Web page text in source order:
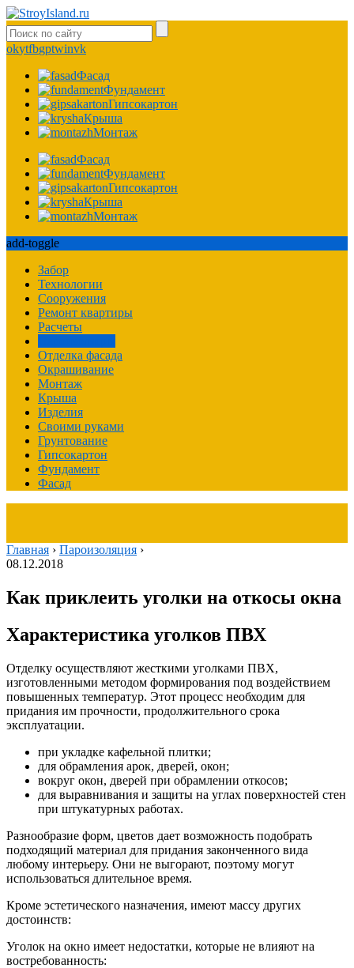
okytfbgptwinvk
Фасад
Фундамент
Гипсокартон
Крыша
Монтаж
Фасад
Фундамент
Гипсокартон
Крыша
Монтаж
add-toggle
Забор
Технологии
Сооружения
Ремонт квартиры
Расчеты
Отделка фасада
Окрашивание
Монтаж
Крыша
Изделия
Своими руками
Грунтование
Гипсокартон
Фундамент
Фасад
Главная › Пароизоляция ›
08.12.2018
Как приклеить уголки на откосы окна
Характеристика уголков ПВХ
Отделку осуществляют жесткими уголками ПВХ,
изготовленными методом формирования под воздействием
повышенных температур. Этот процесс необходим для
придания им прочности, продолжительного срока
эксплуатации.
при укладке кафельной плитки;
для обрамления арок, дверей, окон;
вокруг окон, дверей при обрамлении откосов;
для выравнивания и защиты на углах поверхностей стен
при штукатурных работах.
Разнообразие форм, цветов дает возможность подобрать
подходящий материал для придания законченного вида
любому интерьеру. Они не выгорают, поэтому могут
использоваться длительное время.
Кроме эстетического назначения, имеют массу других
достоинств:
Уголок на окно имеет недостатки, которые не влияют на
востребованность: